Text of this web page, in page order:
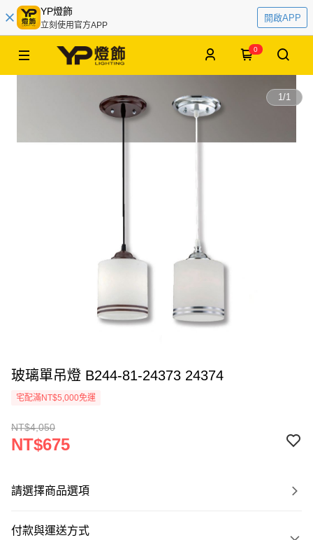
YP燈飾
立刻使用官方APP
開啟APP
0
1/1
玻璃單吊燈 B244-81-24373 24374
宅配滿NT$5,000免運
NT$4,050
NT$675
請選擇商品選項
付款與運送方式